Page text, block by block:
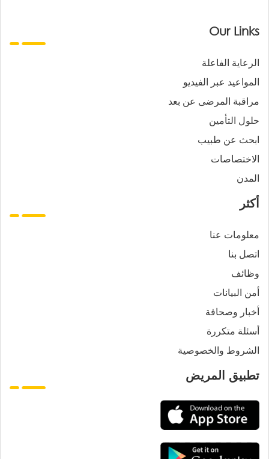
Our Links
الرعاية الفاعلة
المواعيد عبر الفيديو
مراقبة المرضى عن بعد
حلول التأمين
ابحث عن طبيب
الاختصاصات
المدن
أكثر
معلومات عنا
اتصل بنا
وظائف
أمن البيانات
أخبار وصحافة
أسئلة متكررة
الشروط والخصوصية
تطبيق المريض